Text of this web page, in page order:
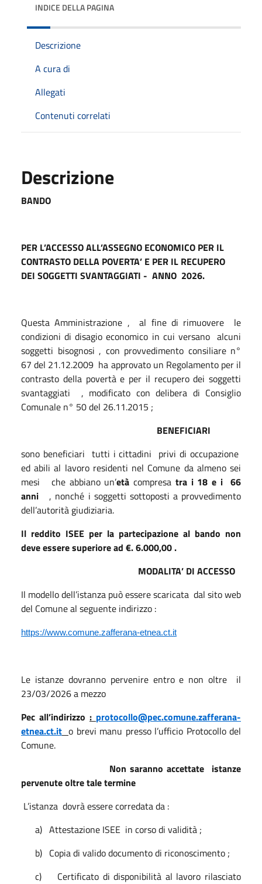
INDICE DELLA PAGINA
Descrizione
A cura di
Allegati
Contenuti correlati
Descrizione
BANDO
PER L’ACCESSO ALL’ASSEGNO ECONOMICO PER IL
CONTRASTO DELLA POVERTA’ E PER IL RECUPERO
DEI SOGGETTI SVANTAGGIATI - ANNO 2026.
Questa Amministrazione , al fine di rimuovere
le
condizioni di disagio economico in cui versano alcuni
soggetti bisognosi , con provvedimento consiliare n°
67 del 21.12.2009 ha approvato un Regolamento per il
contrasto della povertà e per il recupero dei soggetti
svantaggiati
, modificato con delibera di Consiglio
Comunale n° 50 del 26.11.2015 ;
BENEFICIARI
sono beneficiari tutti i cittadini privi di occupazione
ed abili al lavoro residenti nel Comune da almeno sei
mesi
che abbiano un’età compresa tra i 18 e i 66
anni
, nonché i soggetti sottoposti a provvedimento
dell’autorità giudiziaria.
Il reddito ISEE per la partecipazione al bando non
deve essere superiore ad €. 6.000,00 .
MODALITA’ DI ACCESSO
Il modello dell’istanza può essere scaricata dal sito web
del Comune al seguente indirizzo :
https://www.comune.zafferana-etnea.ct.it
Le istanze dovranno pervenire entro e non oltre
il
23/03/2026a mezzo
Pec all’indirizzo : protocollo@pec.comune.zafferana-
etnea.ct.it o brevi manu presso l’ufficio Protocollo del
Comune.
Non saranno accettate istanze
pervenute oltre tale termine
L’istanza dovrà essere corredata da :
a) Attestazione ISEE in corso di validità ;
b) Copia di valido documento di riconoscimento ;
c)
Certificato di disponibilità al lavoro rilasciato